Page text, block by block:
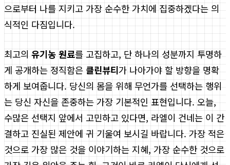
으로부터 나를 지키고 가장 순수한 가치에 집중하겠다는 의
식적인 다짐입니다.
최고의 유기농 원료를 고집하고, 단 하나의 성분까지 투명하
게 공개하는 정직함은 클린뷰티가 나아가야 할 방향을 명확
하게 보여줍니다. 당신의 몸을 위해 무언가를 선택하는 행위
는 당신 자신을 존중하는 가장 기본적인 표현입니다. 오늘,
수많은 선택지 앞에서 고민하고 있다면, 라엘이 건네는 이 간
결하고 진실된 제안에 귀 기울여 보시길 바랍니다. 가장 적은
것으로 가장 많은 것을 이야기하는 지혜, 가장 순수한 것으로